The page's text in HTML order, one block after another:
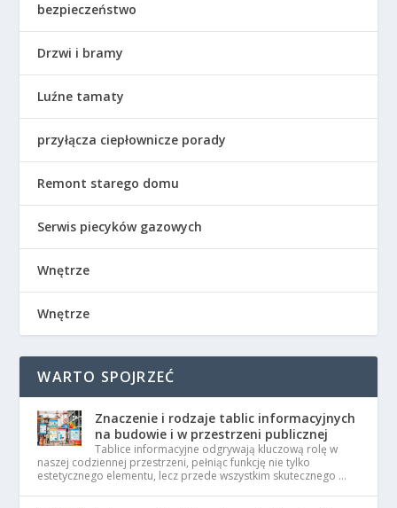
bezpieczeństwo
Drzwi i bramy
Luźne tamaty
przyłącza ciepłownicze porady
Remont starego domu
Serwis piecyków gazowych
Wnętrze
Wnętrze
WARTO SPOJRZEĆ
Znaczenie i rodzaje tablic informacyjnych
na budowie i w przestrzeni publicznej
Tablice informacyjne odgrywają kluczową rolę w
naszej codziennej przestrzeni, pełniąc funkcję nie tylko
estetycznego elementu, lecz przede wszystkim skutecznego …